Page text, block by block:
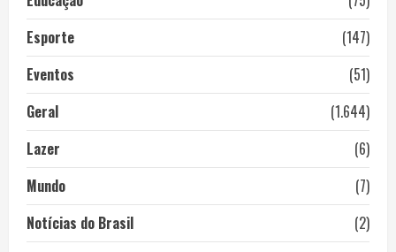
Esporte
(147)
Eventos
(51)
Geral
(1.644)
Lazer
(6)
Mundo
(7)
Notícias do Brasil
(2)